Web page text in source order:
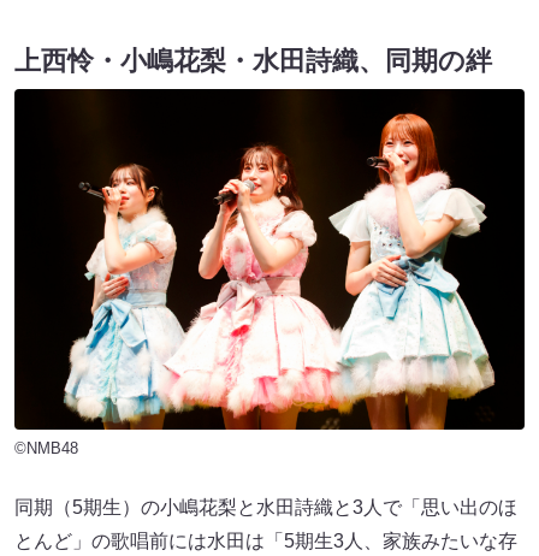
上西怜・小嶋花梨・水田詩織、同期の絆
©NMB48
同期（5期生）の小嶋花梨と水田詩織と3人で「思い出のほ
とんど」の歌唱前には水田は「5期生3人、家族みたいな存